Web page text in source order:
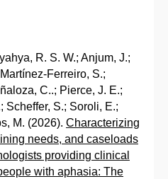
R. S. W.; Anjum, J.;
Ferreiro, S.;
C..; Pierce, J. E.;
Scheffer, S.; Soroli, E.;
M. (2026). Characterizing
needs, and caseloads
providing clinical
with aphasia: The